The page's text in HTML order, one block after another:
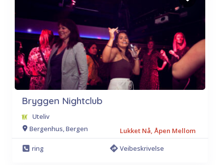
Bryggen Nightclub
Uteliv
Bergenhus, Bergen
Lukket Nå, Åpen Mellom
ring
Veibeskrivelse